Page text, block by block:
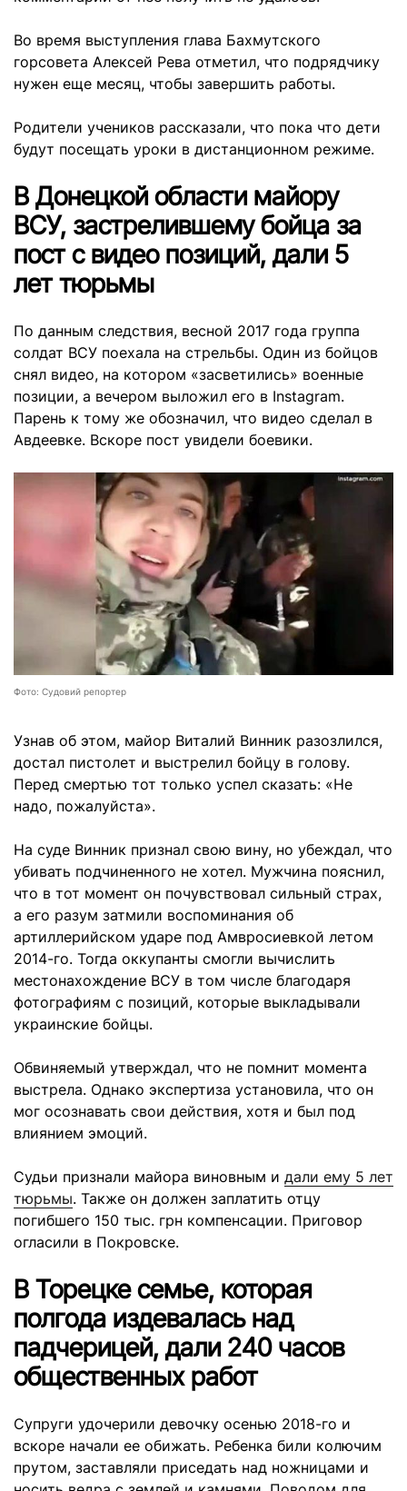
Во время выступления глава Бахмутского
горсовета Алексей Рева отметил, что подрядчику
нужен еще месяц, чтобы завершить работы.
Родители учеников рассказали, что пока что дети
будут посещать уроки в дистанционном режиме.
В Донецкой области майору
ВСУ, застрелившему бойца за
пост с видео позиций, дали 5
лет тюрьмы
По данным следствия, весной 2017 года группа
солдат ВСУ поехала на стрельбы. Один из бойцов
снял видео, на котором «засветились» военные
позиции, а вечером выложил его в Instagram.
Парень к тому же обозначил, что видео сделал в
Авдеевке. Вскоре пост увидели боевики.
Фото: Судовий репортер
Узнав об этом, майор Виталий Винник разозлился,
достал пистолет и выстрелил бойцу в голову.
Перед смертью тот только успел сказать: «Не
надо, пожалуйста».
На суде Винник признал свою вину, но убеждал, что
убивать подчиненного не хотел. Мужчина пояснил,
что в тот момент он почувствовал сильный страх,
а его разум затмили воспоминания об
артиллерийском ударе под Амвросиевкой летом
2014-го. Тогда оккупанты смогли вычислить
местонахождение ВСУ в том числе благодаря
фотографиям с позиций, которые выкладывали
украинские бойцы.
Обвиняемый утверждал, что не помнит момента
выстрела. Однако экспертиза установила, что он
мог осознавать свои действия, хотя и был под
влиянием эмоций.
Судьи признали майора виновным и дали ему 5 лет
тюрьмы. Также он должен заплатить отцу
погибшего 150 тыс. грн компенсации. Приговор
огласили в Покровске.
В Торецке семье, которая
полгода издевалась над
падчерицей, дали 240 часов
общественных работ
Супруги удочерили девочку осенью 2018-го и
вскоре начали ее обижать. Ребенка били колючим
прутом, заставляли приседать над ножницами и